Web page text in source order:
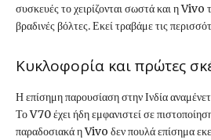
συσκευές το χειρίζονται σωστά και η Vivo
βραδινές βόλτες. Εκεί τραβάμε τις
Κυκλοφορία και πρώτες
Η επίσημη παρουσίαση στην Ινδία
Το V70 έχει ήδη εμφανιστεί σε
παραδοσιακά η Vivo δεν πουλά επίσημα